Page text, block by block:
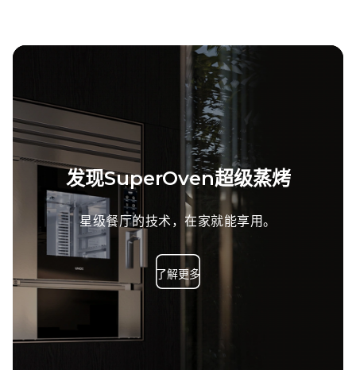
发现SuperOven超级蒸烤
星级餐厅的技术，在家就能享用。
了解更多